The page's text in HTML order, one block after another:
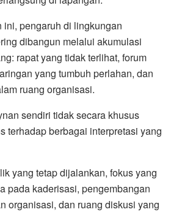
ini, pengaruh di lingkungan
dibangun melalui akumulasi
rapat yang tidak terlihat, forum
yang tumbuh perlahan, dan
ruang organisasi.
sendiri tidak secara khusus
terhadap berbagai interpretasi yang
yang tetap dijalankan, fokus yang
pada kaderisasi, pengembangan
organisasi, dan ruang diskusi yang